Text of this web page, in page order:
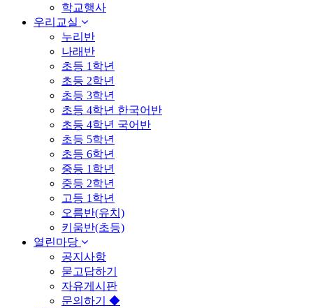
학교행사
우리교실
누리반
나래반
초등 1학년
초등 2학년
초등 3학년
초등 4학년 한국어반
초등 4학년 국어반
초등 5학년
초등 6학년
중등 1학년
중등 2학년
고등 1학년
오름반(유치)
키움반(초등)
열린마당
공지사항
묻고답하기
자유게시판
문의하기 ◆